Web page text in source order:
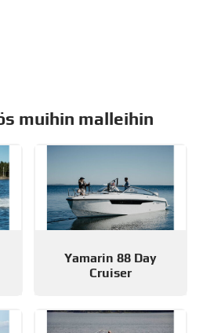
muihin malleihin
Yamarin 88 Day
Cruiser